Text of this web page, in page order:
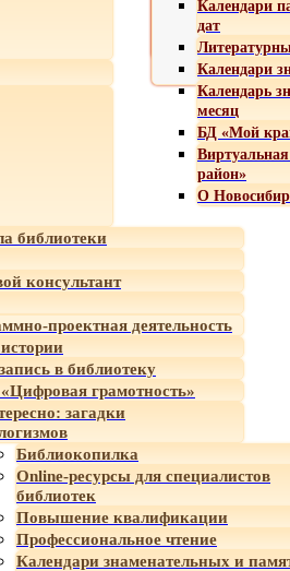
Календари
дат
Календари
Календарь
месяц
БД «Мой
район»
О
библиотеки
консультант
проектная деятельность
в библиотеку
грамотность»
загадки
Библиокопилка
Online-ресурсы для специалистов
библиотек
Повышение квалификации
Профессиональное чтение
Календари знаменательных и